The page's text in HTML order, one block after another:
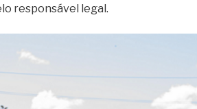
responsável legal.